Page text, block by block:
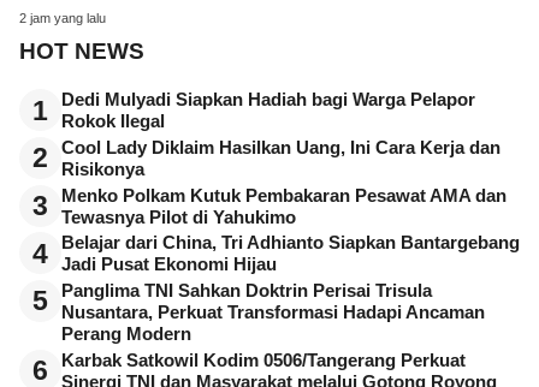
2 jam yang lalu
HOT NEWS
1
Dedi Mulyadi Siapkan Hadiah bagi Warga Pelapor
Rokok Ilegal
2
Cool Lady Diklaim Hasilkan Uang, Ini Cara Kerja dan
Risikonya
3
Menko Polkam Kutuk Pembakaran Pesawat AMA dan
Tewasnya Pilot di Yahukimo
4
Belajar dari China, Tri Adhianto Siapkan Bantargebang
Jadi Pusat Ekonomi Hijau
5
Panglima TNI Sahkan Doktrin Perisai Trisula
Nusantara, Perkuat Transformasi Hadapi Ancaman
Perang Modern
6
Karbak Satkowil Kodim 0506/Tangerang Perkuat
Sinergi TNI dan Masyarakat melalui Gotong Royong